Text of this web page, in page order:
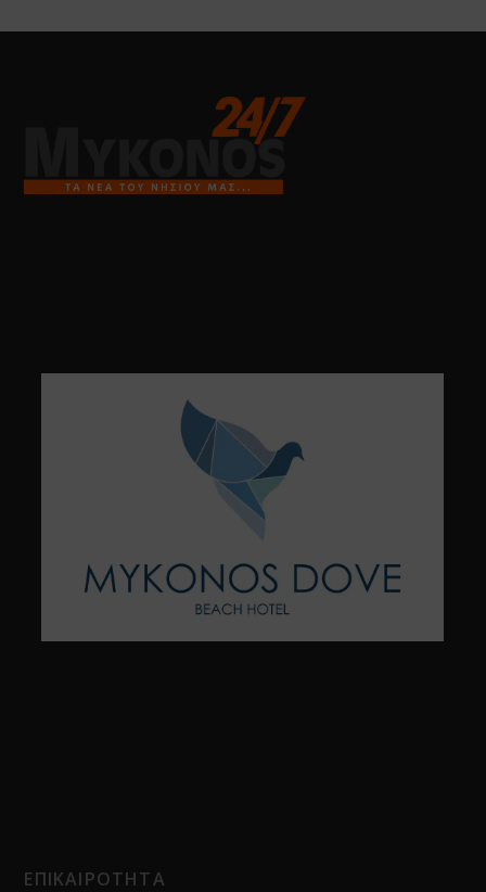
ΕΠΙΚΑΙΡΟΤΗΤΑ